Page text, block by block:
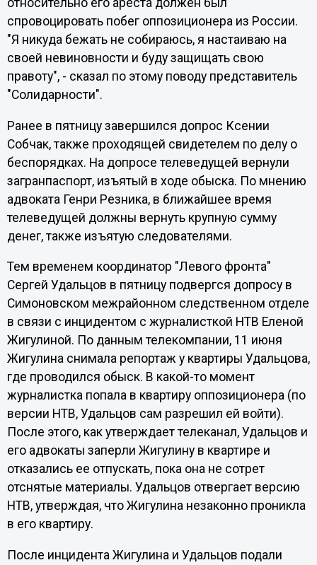
относительно его ареста должен был
спровоцировать побег оппозиционера из России.
"Я никуда бежать не собираюсь, я настаиваю на
своей невиновности и буду защищать свою
правоту", - сказал по этому поводу представитель
"Солидарности".
Ранее в пятницу завершился допрос Ксении
Собчак, также проходящей свидетелем по делу о
беспорядках. На допросе телеведущей вернули
загранпаспорт, изъятый в ходе обыска. По мнению
адвоката Генри Резника, в ближайшее время
телеведущей должны вернуть крупную сумму
денег, также изъятую следователями.
Тем временем координатор "Левого фронта"
Сергей Удальцов в пятницу подвергся допросу в
Симоновском межрайонном следственном отделе
в связи с инцидентом с журналисткой НТВ Еленой
Жигулиной. По данным телекомпании, 11 июня
Жигулина снимала репортаж у квартиры Удальцова,
где проводился обыск. В какой-то момент
журналистка попала в квартиру оппозиционера (по
версии НТВ, Удальцов сам разрешил ей войти).
После этого, как утверждает телеканал, Удальцов и
его адвокаты заперли Жигулину в квартире и
отказались ее отпускать, пока она не сотрет
отснятые материалы. Удальцов отвергает версию
НТВ, утверждая, что Жигулина незаконно проникла
в его квартиру.
После инцидента Жигулина и Удальцов подали